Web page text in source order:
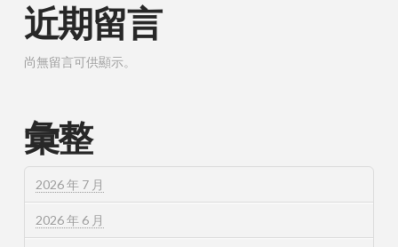
近期留言
尚無留言可供顯示。
彙整
2026 年 7 月
2026 年 6 月